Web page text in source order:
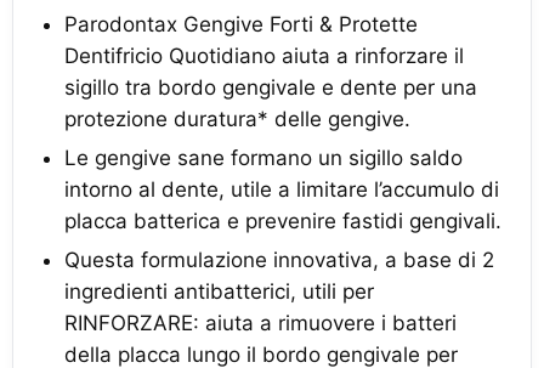
Parodontax Gengive Forti & Protette
Dentifricio Quotidiano aiuta a rinforzare il
sigillo tra bordo gengivale e dente per una
protezione duratura* delle gengive.
Le gengive sane formano un sigillo saldo
intorno al dente, utile a limitare l’accumulo di
placca batterica e prevenire fastidi gengivali.
Questa formulazione innovativa, a base di 2
ingredienti antibatterici, utili per
RINFORZARE: aiuta a rimuovere i batteri
della placca lungo il bordo gengivale per